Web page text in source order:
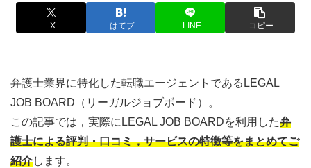
X はてブ LINE コピー
弁護士業界に特化した転職エージェントであるLEGAL
JOB BOARD（リーガルジョブボード）。
この記事では，実際にLEGAL JOB BOARDを利用した弁
護士による評判・口コミ，サービスの特徴等をまとめてご
紹介します。